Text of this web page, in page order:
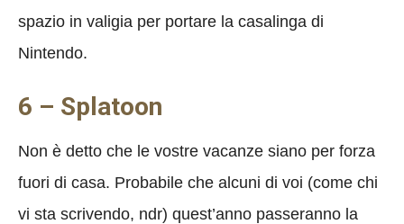
spazio in valigia per portare la casalinga di
Nintendo.
6 – Splatoon
Non è detto che le vostre vacanze siano per forza
fuori di casa. Probabile che alcuni di voi (come chi
vi sta scrivendo, ndr) quest’anno passeranno la